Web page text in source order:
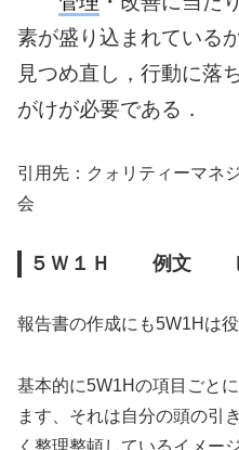
素が盛り込まれている
見つめ直し，行動に落
がけが必要である．
引用先：クォリティーマネ
会
５Ｗ１Ｈ 例文
報告書の作成にも5W1Hは役
基本的に5W1Hの項目ごと
ます、それは自分の頭の引